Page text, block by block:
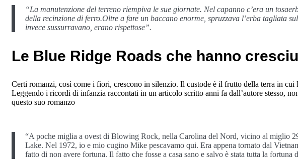
“La manutenzione del terreno riempiva le sue giornate. Nel capanno c’era un
della recinzione di ferro.Oltre a fare un baccano enorme, spruzzava l’erba tagliata
invece sussurravano, erano rispettose”.
Le Blue Ridge Roads che hanno
Certi romanzi, così come i fiori, crescono in silenzio. Il custode è il frutto della terra in cui
Leggendo i ricordi di infanzia raccontati in un articolo scritto anni fa dall’autore stesso,
questo suo romanzo
“A poche miglia a ovest di Blowing Rock, nella Carolina del Nord, vicino al miglio
Lake. Nel 1972, io e mio cugino Mike pescavamo qui. Era appena tornato dal
fatto di non avere fortuna. Il fatto che fosse a casa sano e salvo è stata tutta la fortuna